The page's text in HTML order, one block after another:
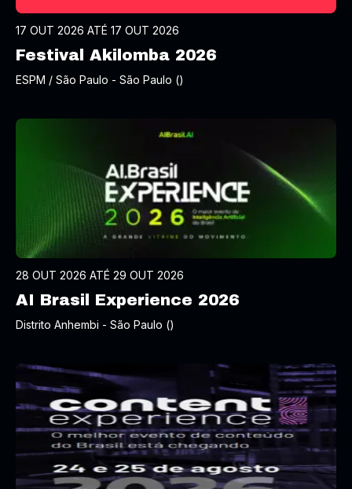
17 OUT 2026 ATÉ 17 OUT 2026
Festival Akilomba 2026
ESPM / São Paulo - São Paulo ()
28 OUT 2026 ATÉ 29 OUT 2026
AI Brasil Experience 2026
Distrito Anhembi - São Paulo ()